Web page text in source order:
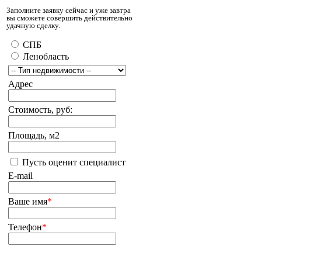
Заполните заявку сейчас и уже завтра
вы сможете совершить действительно
удачную сделку.
СПБ
Ленобласть
Адрес
Стоимость, руб:
Площадь, м2
Пусть оценит специалист
E-mail
Ваше имя*
Телефон*